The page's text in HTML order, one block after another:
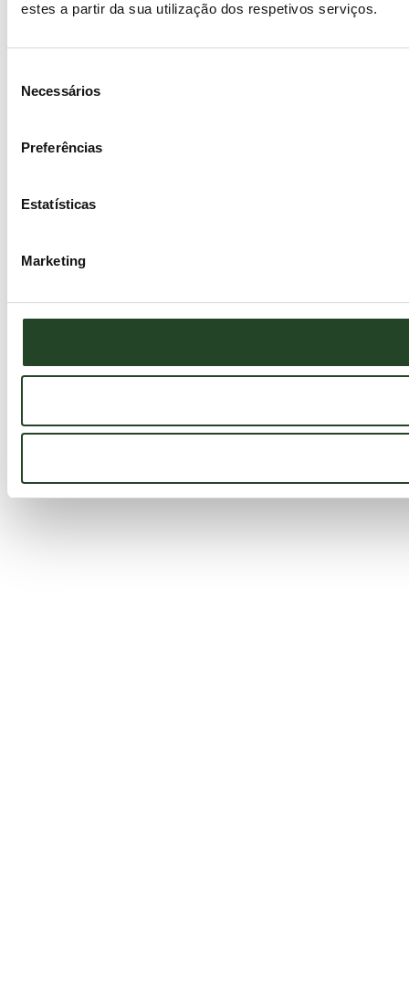
estes a partir da sua utilização dos respetivos serviços.
Necessários
Preferências
Estatísticas
Marketing